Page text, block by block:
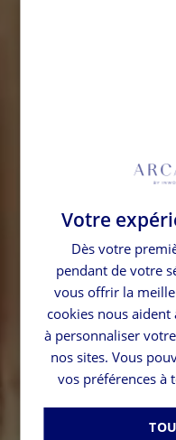
Votre
Dès votre
pendant de votre
vous offrir la
cookies nous
à personnaliser
nos sites. Vous
vos préférences à